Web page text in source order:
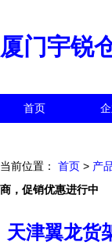
厦门宇锐
首页
当前位置： 首页 > 产
商，促销优惠进行中
天津翼龙货